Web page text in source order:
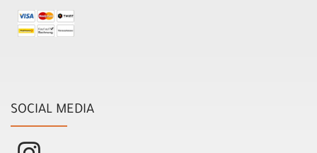
SOCIAL MEDIA